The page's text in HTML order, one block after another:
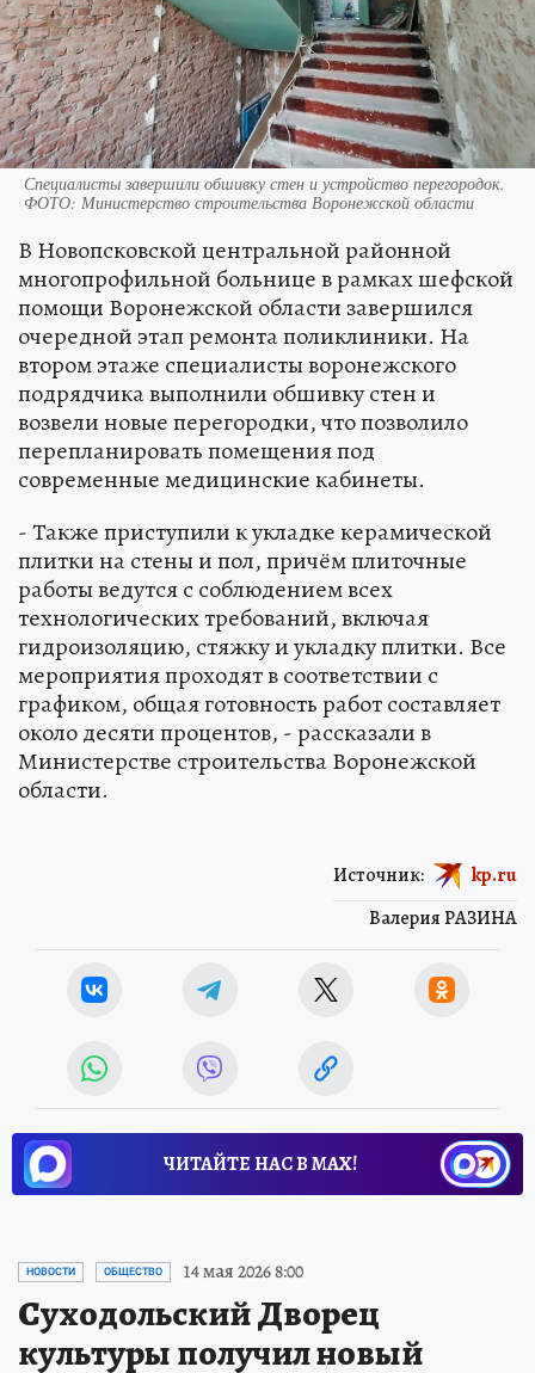
Специалисты завершили обшивку стен и устройство перегородок.
ФОТО: Министерство строительства Воронежской области
В Новопсковской центральной районной
многопрофильной больнице в рамках шефской
помощи Воронежской области завершился
очередной этап ремонта поликлиники. На
втором этаже специалисты воронежского
подрядчика выполнили обшивку стен и
возвели новые перегородки, что позволило
перепланировать помещения под
современные медицинские кабинеты.
- Также приступили к укладке керамической
плитки на стены и пол, причём плиточные
работы ведутся с соблюдением всех
технологических требований, включая
гидроизоляцию, стяжку и укладку плитки. Все
мероприятия проходят в соответствии с
графиком, общая готовность работ составляет
около десяти процентов, - рассказали в
Министерстве строительства Воронежской
области.
Валерия РАЗИНА
Источник: kp.ru
ЧИТАЙТЕ НАС В МАХ!
НОВОСТИ ОБЩЕСТВО 14 мая 2026 8:00
Суходольский Дворец
культуры получил новый